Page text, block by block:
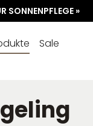
SONNENPFLEGE »
Sale